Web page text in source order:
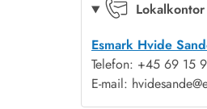
Lokalkontor
Esmark Hvide
Telefon: +45 69 15
E-mail: